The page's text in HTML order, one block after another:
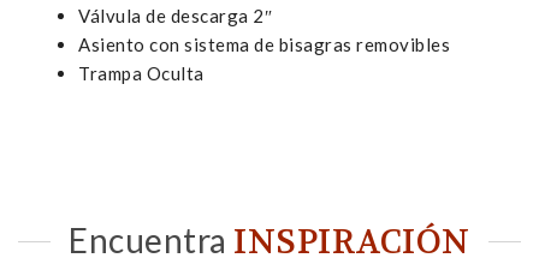
Válvula de descarga 2″
Asiento con sistema de bisagras removibles
Trampa Oculta
Encuentra INSPIRACIÓN